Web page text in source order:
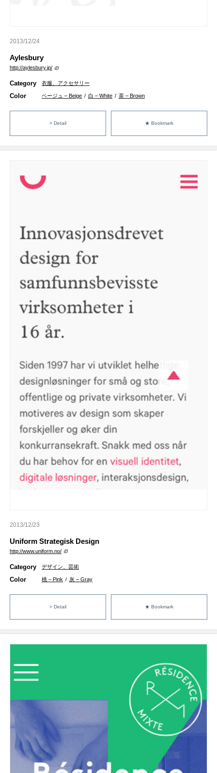
2013/12/24
Aylesbury
http://aylesbury.jp/
Category 衣服、アクセサリー
Color ベージュ – Beige / 白 – White / 茶 – Brown
> Detail ★ Bookmark
2013/12/23
Uniform Strategisk Design
http://www.uniform.no/
Category デザイン、芸術
Color 桃 – Pink / 灰 – Gray
> Detail ★ Bookmark